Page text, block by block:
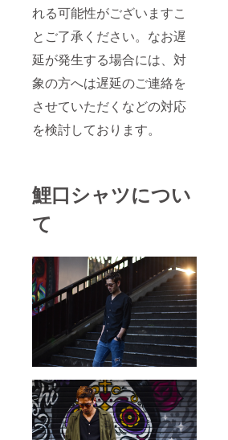
れる可能性がございますこ
とご了承ください。なお遅
延が発生する場合には、対
象の方へは遅延のご連絡を
させていただくなどの対応
を検討しております。
鯉口シャツについ
て